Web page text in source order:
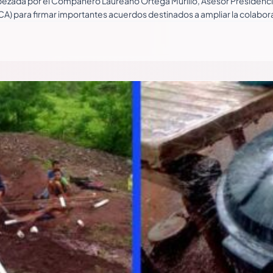
para firmar importantes acuerdos destinados a ampliar la